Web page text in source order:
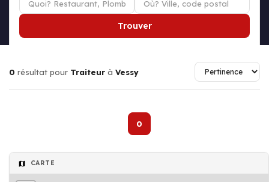
Trouver
0 résultat pour Traiteur à Vessy
0
CARTE